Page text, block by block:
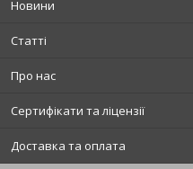
Новини
Статті
Про нас
Сертифікати та ліцензії
Доставка та оплата